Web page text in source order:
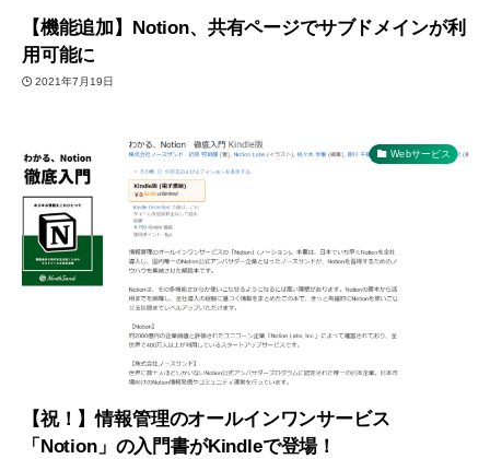
【機能追加】Notion、共有ページでサブドメインが利
用可能に
2021年7月19日
Webサービス
【祝！】情報管理のオールインワンサービス
「Notion」の入門書がKindleで登場！